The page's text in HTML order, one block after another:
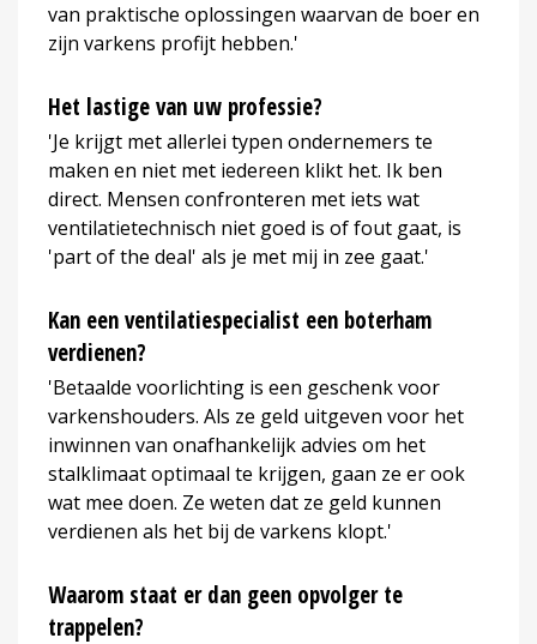
van praktische oplossingen waarvan de boer en
zijn varkens profijt hebben.'
Het lastige van uw professie?
'Je krijgt met allerlei typen ondernemers te
maken en niet met iedereen klikt het. Ik ben
direct. Mensen confronteren met iets wat
ventilatietechnisch niet goed is of fout gaat, is
'part of the deal' als je met mij in zee gaat.'
Kan een ventilatiespecialist een boterham
verdienen?
'Betaalde voorlichting is een geschenk voor
varkenshouders. Als ze geld uitgeven voor het
inwinnen van onafhankelijk advies om het
stalklimaat optimaal te krijgen, gaan ze er ook
wat mee doen. Ze weten dat ze geld kunnen
verdienen als het bij de varkens klopt.'
Waarom staat er dan geen opvolger te
trappelen?